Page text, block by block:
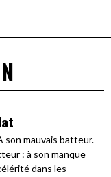
son mauvais batteur.
: à son manque
dans les